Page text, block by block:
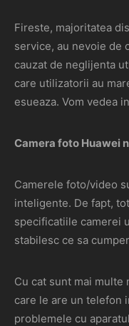
Fireste, majoritatea
service, au nevoie de
cauzat de neglijenta
care utilizatorii au
esueaza. Vom vedea
Camera foto Huawei
Camerele foto/video
inteligente. De fapt,
specificatiile camerei
stabilesc ce sa
Cu cat sunt mai
care le are un telefon
problemele cu